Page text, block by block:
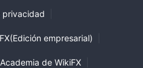
privacidad
empresarial)
Academia de WikiFX